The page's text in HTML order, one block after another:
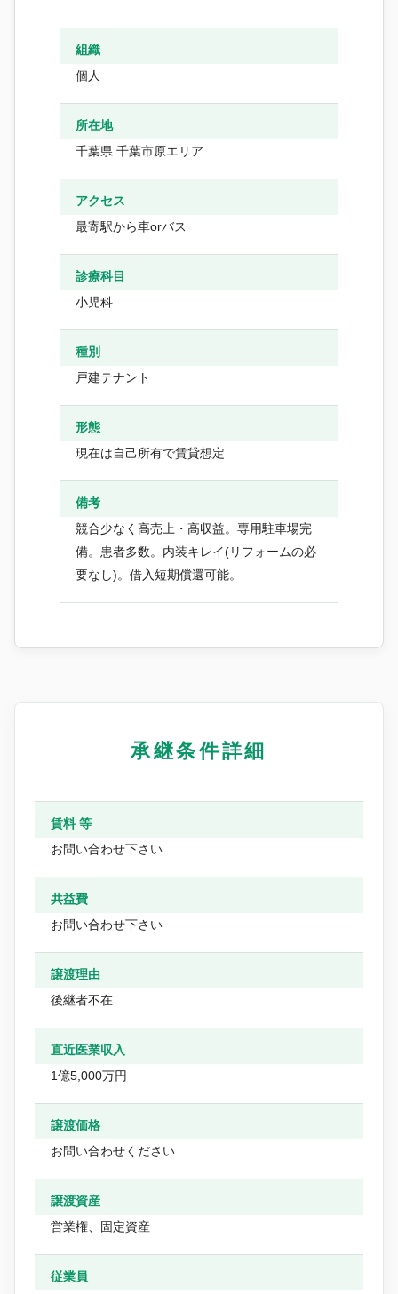
組織
個人
所在地
千葉県 千葉市原エリア
アクセス
最寄駅から車orバス
診療科目
小児科
種別
戸建テナント
形態
現在は自己所有で賃貸想定
備考
競合少なく高売上・高収益。専用駐車場完
備。患者多数。内装キレイ(リフォームの必
要なし)。借入短期償還可能。
承継条件詳細
賃料 等
お問い合わせ下さい
共益費
お問い合わせ下さい
譲渡理由
後継者不在
直近医業収入
1億5,000万円
譲渡価格
お問い合わせください
譲渡資産
営業権、固定資産
従業員